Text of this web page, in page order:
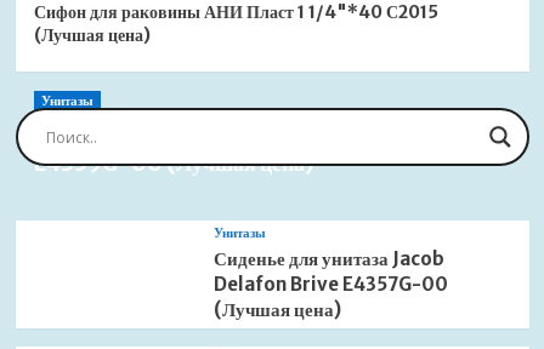
Сифон для раковины АНИ Пласт 1 1/4"*40 С2015
(Лучшая цена)
Унитазы
Сиденье для унитаза Jacob Delafon Brive
E4359G-00 (Лучшая цена)
Унитазы
Сиденье для унитаза Jacob
Delafon Brive E4357G-00
(Лучшая цена)